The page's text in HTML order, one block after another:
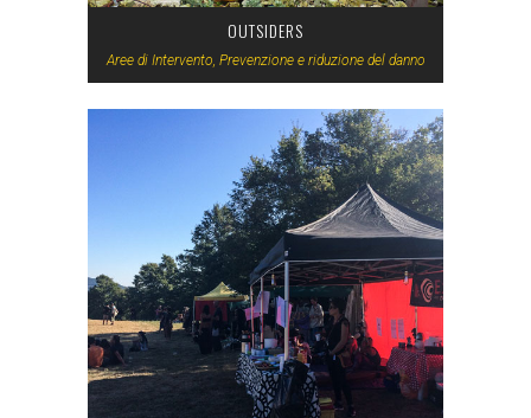
OUTSIDERS
Aree di Intervento, Prevenzione e riduzione del danno